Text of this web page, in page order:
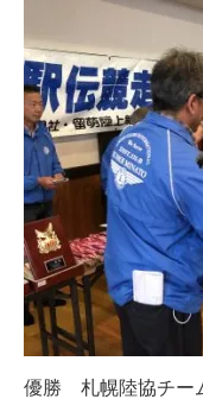
優勝 札幌陸協